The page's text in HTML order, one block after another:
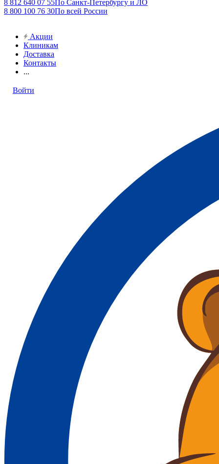
8 812 640 07 55По Санкт-Петербургу и ЛО
8 800 100 76 30По всей России
Акции
Клиникам
Доставка
Контакты
...
Войти